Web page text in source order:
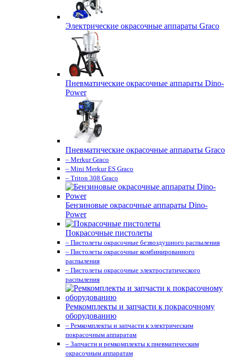
Электрические окрасочные аппараты Graco
Пневматические окрасочные аппараты Dino-
Power
Пневматические окрасочные аппараты Graco
– Merkur Graco
– Mini Merkur ES Graco
– Triton 308 Graco
Бензиновые окрасочные аппараты Dino-
Power
Покрасочные пистолеты
– Пистолеты окрасочные безвоздушного распыления
– Пистолеты окрасочные комбинированного
распыления
– Пистолеты окрасочные электростатического
распыления
Ремкомплекты и запчасти к покрасочному
оборудованию
– Ремкомплекты и запчасти к электрическим
покрасочным аппаратам
– Запчасти и ремкомплекты к пневматическим
окрасочным аппаратам